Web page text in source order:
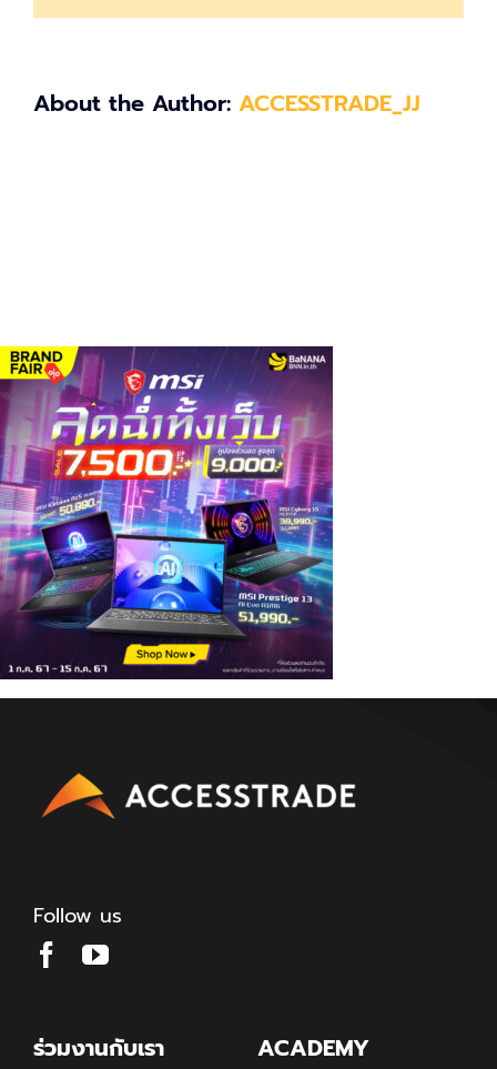
About the Author: ACCESSTRADE_JJ
Follow us
ร่วมงานกับเรา ACADEMY